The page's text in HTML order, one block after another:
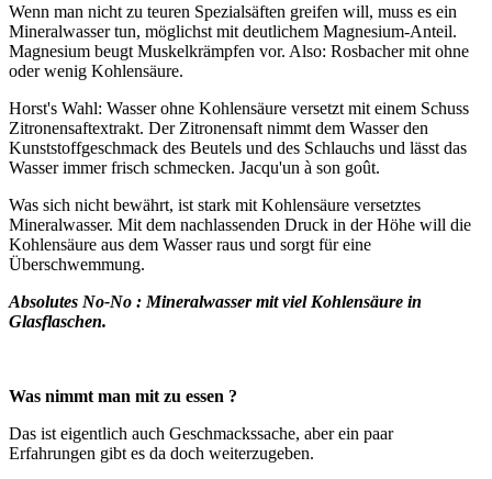
Wenn man nicht zu teuren Spezialsäften greifen will, muss es ein
Mineralwasser tun, möglichst mit deutlichem Magnesium-Anteil.
Magnesium beugt Muskelkrämpfen vor. Also: Rosbacher mit ohne
oder wenig Kohlensäure.
Horst's Wahl: Wasser ohne Kohlensäure versetzt mit einem Schuss
Zitronensaftextrakt. Der Zitronensaft nimmt dem Wasser den
Kunststoffgeschmack des Beutels und des Schlauchs und lässt das
Wasser immer frisch schmecken. Jacqu'un à son goût.
Was sich nicht bewährt, ist stark mit Kohlensäure versetztes
Mineralwasser. Mit dem nachlassenden Druck in der Höhe will die
Kohlensäure aus dem Wasser raus und sorgt für eine
Überschwemmung.
Absolutes No-No : Mineralwasser mit viel Kohlensäure in
Glasflaschen.
Was nimmt man mit zu essen ?
Das ist eigentlich auch Geschmackssache, aber ein paar
Erfahrungen gibt es da doch weiterzugeben.